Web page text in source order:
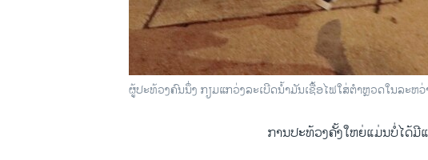
ຜູ້​ປະ​ທ້ວງ​ຄົນ​ນຶ່ງ ກຽມ​ແກວ່ງ​ລະ​ເບີດ​ນ້ຳ​ມັນ​ເຊື້ອ​ໄຟ​ໃສ່​ຕຳຫຼວດໃນ​ລະ​ຫ
ການ​ປະ​ທ້ວງ​ຄັ້ງ​ໃຫຍ່​ແມ່ນບໍ່​ໄດ້​ມີ​